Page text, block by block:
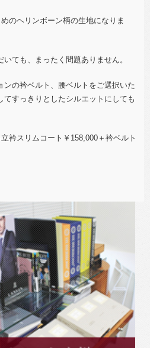
のヘリンボーン柄の生地になりま
ても、まったく問題ありません。
ンの衿ベルト、腰ベルトをご選択いた
てすっきりとしたシルエットにしても
衿スリムコート￥158,000＋衿ベルト